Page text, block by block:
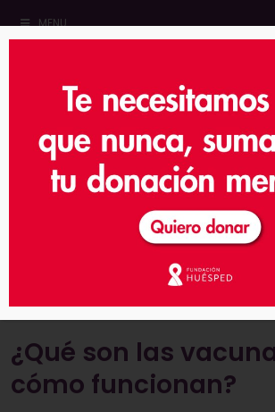
MENU
¿Qué son las
cómo funcionan?